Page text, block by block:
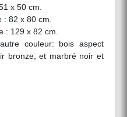
x 50 cm.
82 x 80 cm.
: 129 x 82 cm.
couleur: bois aspect
bronze, et marbré noir et